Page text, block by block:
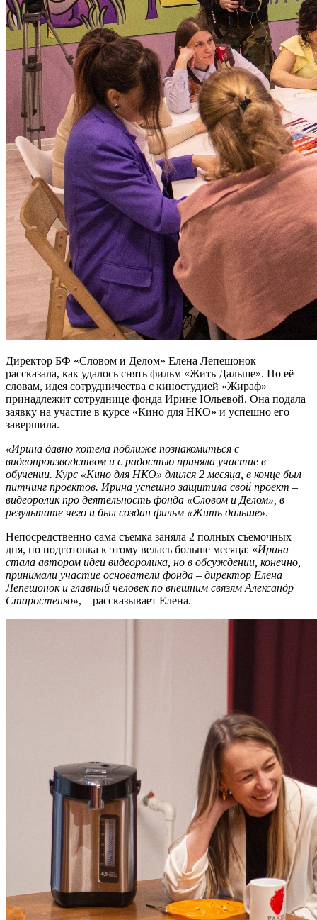
Директор БФ «Словом и Делом» Елена Лепешонок
рассказала, как удалось снять фильм «Жить Дальше». По её
словам, идея сотрудничества с киностудией «Жираф»
принадлежит сотруднице фонда Ирине Юльевой. Она подала
заявку на участие в курсе «Кино для НКО» и успешно его
завершила.
«Ирина давно хотела поближе познакомиться с
видеопроизводством и с радостью приняла участие в
обучении. Курс «Кино для НКО» длился 2 месяца, в конце был
питчинг проектов. Ирина успешно защитила свой проект –
видеоролик про деятельность фонда «Словом и Делом», в
результате чего и был создан фильм «Жить дальше».
Непосредственно сама съемка заняла 2 полных съемочных
дня, но подготовка к этому велась больше месяца: «Ирина
стала автором идеи видеоролика, но в обсуждении, конечно,
принимали участие основатели фонда – директор Елена
Лепешоноки главный человек по внешним связям Александр
Старостенко», – рассказывает Елена.